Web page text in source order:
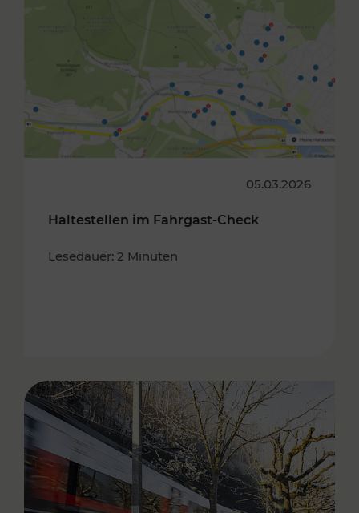
05.03.2026
Haltestellen im Fahrgast-Check
Lesedauer: 2 Minuten